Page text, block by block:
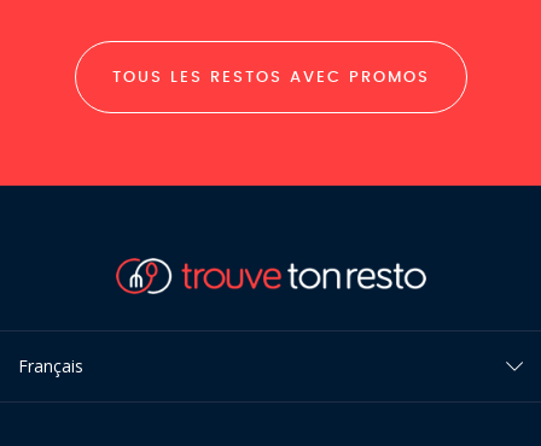
TOUS LES RESTOS AVEC PROMOS
Français